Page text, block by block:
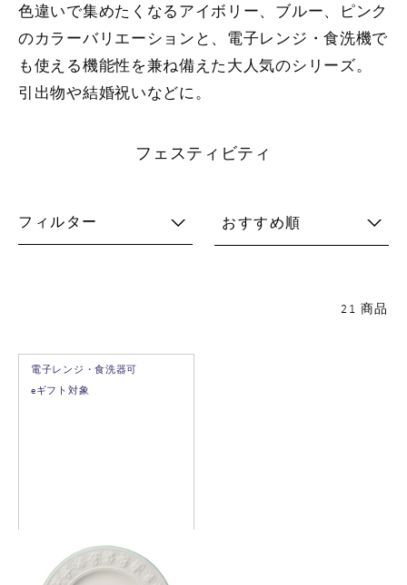
色違いで集めたくなるアイボリー、ブルー、ピンク
のカラーバリエーションと、電子レンジ・食洗機で
も使える機能性を兼ね備えた大人気のシリーズ。
引出物や結婚祝いなどに。
フェスティビティ
フィルター おすすめ順
21 商品
電子レンジ・食洗器可
eギフト対象
フェスティビティ ラズベリ